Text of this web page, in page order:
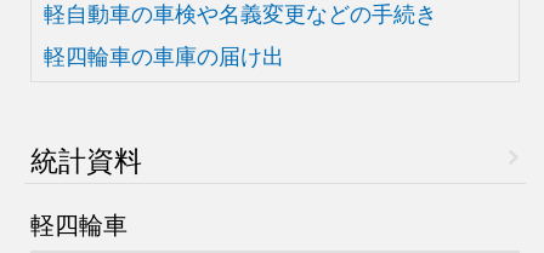
軽自動車の車検や名義変更などの手続き
軽四輪車の車庫の届け出
統計資料
軽四輪車